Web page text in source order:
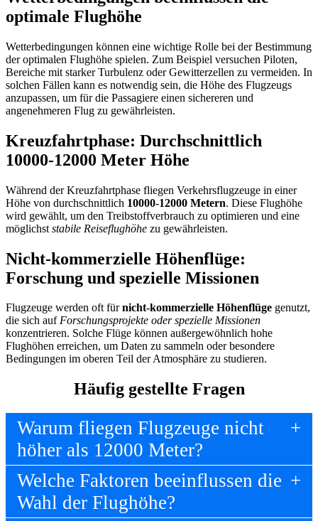
optimale Flughöhe
Wetterbedingungen können eine wichtige Rolle bei der Bestimmung
der optimalen Flughöhe spielen. Zum Beispiel versuchen Piloten,
Bereiche mit starker Turbulenz oder Gewitterzellen zu vermeiden. In
solchen Fällen kann es notwendig sein, die Höhe des Flugzeugs
anzupassen, um für die Passagiere einen sichereren und
angenehmeren Flug zu gewährleisten.
Kreuzfahrtphase: Durchschnittlich
10000-12000 Meter Höhe
Während der Kreuzfahrtphase fliegen Verkehrsflugzeuge in einer
Höhe von durchschnittlich 10000-12000 Metern. Diese Flughöhe
wird gewählt, um den Treibstoffverbrauch zu optimieren und eine
möglichst stabile Reiseflughöhe zu gewährleisten.
Nicht-kommerzielle Höhenflüge:
Forschung und spezielle Missionen
Flugzeuge werden oft fürnicht-kommerzielle Höhenflüge genutzt,
die sich aufForschungsprojekte oder spezielle Missionen
konzentrieren. Solche Flüge können außergewöhnlich hohe
Flughöhen erreichen, um Daten zu sammeln oder besondere
Bedingungen im oberen Teil der Atmosphäre zu studieren.
Häufig gestellte Fragen
Warum fliegen Flugzeuge nicht
höher als 12000 Meter?
Welche Faktoren beeinflussen die
Wahl der Flughöhe?